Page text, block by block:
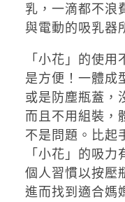
乳，一滴都不浪
與電動的吸乳器
「小花」的使
是方便！一體成
或是防塵瓶蓋，
而且不用組裝，
不是問題。比起
「小花」的吸
個人習慣以按壓
進而找到適合媽